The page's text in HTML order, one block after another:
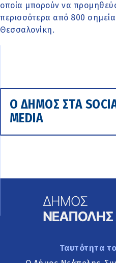
οποία μπορούν να
περισσότερα από 800
Θεσσαλονίκη.
Ο ΔΗΜΟΣ ΣΤΑ
MEDIA
Ταυτότητα